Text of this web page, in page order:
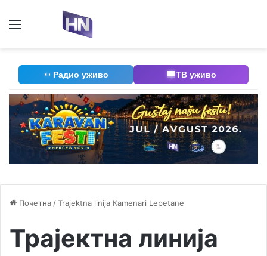
Радио уживо ТВ уживо
Почетна /Trajektna linija Kamenari Lepetane
Трајектна линија